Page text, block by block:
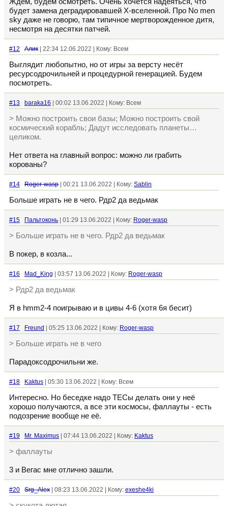
будет замена деградировавшей Х-вселенной. Про No men
sky даже не говорю, там типичное мертворожденное дитя,
несмотря на десятки патчей.
#12 Алик | 22:34 12.06.2022 | Кому: Всем
Выглядит любопытно, но от игры за версту несёт
ресурсодрочильней и процедурной генерацией. Будем
посмотреть.
#13 baraka16 | 00:02 13.06.2022 | Кому: Всем
> Можно построить свои базы; Можно построить свой
космический корабль; Дадут исследовать планеты…
целиком.
Нет ответа на главный вопрос: можно ли грабить
корованы?
#14 Roger-wasp | 00:21 13.06.2022 | Кому: Sablin
Больше играть не в чего. Рдр2 да ведьмак
#15 Пальтоконь | 01:29 13.06.2022 | Кому: Roger-wasp
> Больше играть не в чего. Рдр2 да ведьмак
В покер, в козла...
#16 Mad_King | 03:57 13.06.2022 | Кому: Roger-wasp
> Рдр2 да ведьмак
Я в hmm2-4 поигрываю и в цивы 4-6 (хотя 6я бесит)
#17 Freund | 05:25 13.06.2022 | Кому: Roger-wasp
> Больше играть не в чего
Парадоксодрочильни же.
#18 Kaktus | 05:30 13.06.2022 | Кому: Всем
Интересно. Но беседке надо ТЕСы делать они у неё
хорошо получаются, а все эти космосы, фаллауты - есть
подозрение вообще не её.
#19 Mr. Maximus | 07:44 13.06.2022 | Кому: Kaktus
> фаллауты
3 и Вегас мне отлично зашли.
#20 Srg_Alex | 08:23 13.06.2022 | Кому: exeshe4ki